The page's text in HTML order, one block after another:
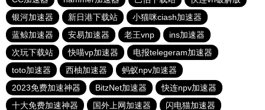
银河加速器
新日港下载站
小猫咪ciash加速器
蓝鲸加速器
安易加速器 老王vnp
ins加速器
次玩下载站
快喵vp加速器
电报telegeram加速器
toto加速器
西柚加速器
蚂蚁npv加速器
2023免费加速神器
BitzNet加速器
快连npv加速器
十大免费加速神器
国外上网加速器 闪电猫加速器